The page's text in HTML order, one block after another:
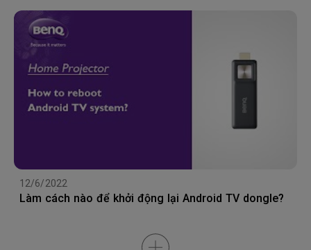
12/6/2022
Làm cách nào để khởi động lại Android TV dongle?